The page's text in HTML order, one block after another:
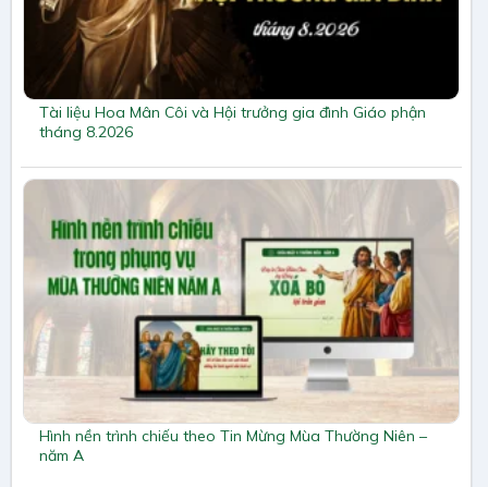
Tài liệu Hoa Mân Côi và Hội trưởng gia đình Giáo phận
tháng 8.2026
Hình nền trình chiếu theo Tin Mừng Mùa Thường Niên –
năm A